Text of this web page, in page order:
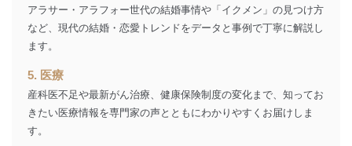
※上記の利用目的のうちNo.1～5については保有個人デ
ータ（開示対象個人情報）の利用目的であり、下記4.の
開示等のご請求に対応させていただきます。
なお、6、7については、パートナー（提携企業）様又は
各SNS運営会社様にご請求いただきますようお願い致し
ます。
３．個人情報の第三者提供について
アラサー・アラフォー世代の結婚事情や「イクメン」の見つけ方
など、現代の結婚・恋愛トレンドをデータと事例で丁寧に解説し
ます。
5. 医療
産科医不足や最新がん治療、健康保険制度の変化まで、知ってお
きたい医療情報を専門家の声とともにわかりやすくお届けしま
す。